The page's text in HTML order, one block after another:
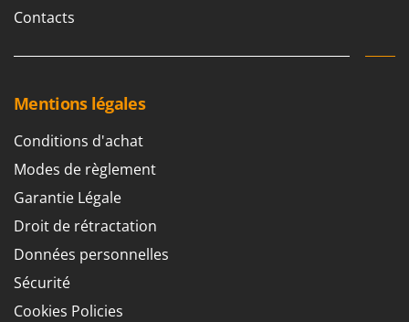
Contacts
Mentions légales
Conditions d'achat
Modes de règlement
Garantie Légale
Droit de rétractation
Données personnelles
Sécurité
Cookies Policies